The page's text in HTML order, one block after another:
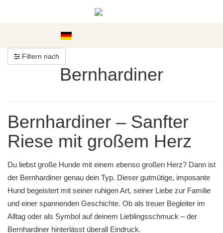
Filtern nach
Bernhardiner
Bernhardiner – Sanfter
Riese mit großem Herz
Du liebst große Hunde mit einem ebenso großen Herz? Dann ist
der Bernhardiner genau dein Typ. Dieser gutmütige, imposante
Hund begeistert mit seiner ruhigen Art, seiner Liebe zur Familie
und einer spannenden Geschichte. Ob als treuer Begleiter im
Alltag oder als Symbol auf deinem Lieblingsschmuck – der
Bernhardiner hinterlässt überall Eindruck.